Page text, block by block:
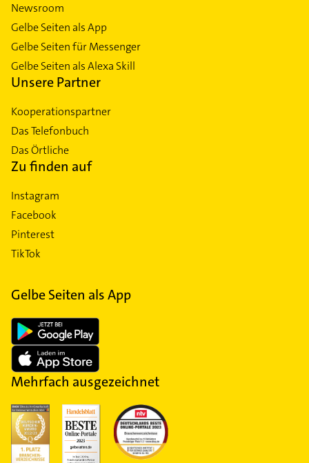
Newsroom
Gelbe Seiten als App
Gelbe Seiten für Messenger
Gelbe Seiten als Alexa Skill
Unsere Partner
Kooperationspartner
Das Telefonbuch
Das Örtliche
Zu finden auf
Instagram
Facebook
Pinterest
TikTok
Gelbe Seiten als App
Mehrfach ausgezeichnet